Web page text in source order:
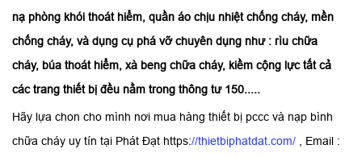
nạ phòng khói thoát hiểm, quần áo chịu nhiệt chống cháy, mền
chống cháy, và dụng cụ phá vỡ chuyên dụng như : rìu chữa
cháy, búa thoát hiểm, xà beng chữa cháy, kiềm cộng lực tất cả
các trang thiết bị đều nằm trong thông tư 150.....
Hãy lựa chon cho mình nơi mua hàng thiết bị pccc và nạp bình
chữa cháy uy tín tại Phát Đạt https://thietbiphatdat.com/ , Email :